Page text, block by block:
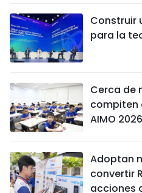
Construir
para la
Cerca de
compiten
AIMO
Adoptan
convertir
acciones